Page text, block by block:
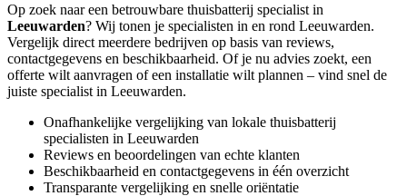
Op zoek naar een betrouwbare thuisbatterij specialist in
Leeuwarden? Wij tonen je specialisten in en rond Leeuwarden.
Vergelijk direct meerdere bedrijven op basis van reviews,
contactgegevens en beschikbaarheid. Of je nu advies zoekt, een
offerte wilt aanvragen of een installatie wilt plannen – vind snel de
juiste specialist in Leeuwarden.
Onafhankelijke vergelijking van lokale thuisbatterij
specialisten in Leeuwarden
Reviews en beoordelingen van echte klanten
Beschikbaarheid en contactgegevens in één overzicht
Transparante vergelijking en snelle oriëntatie